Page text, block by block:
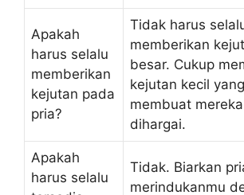
Apakah
harus selalu
memberikan
kejutan pada
pria?
Tidak harus
memberikan
besar. Cukup
kejutan kecil
membuat
dihargai.
Apakah
harus selalu
Tidak. Biarkan
merindukanmu